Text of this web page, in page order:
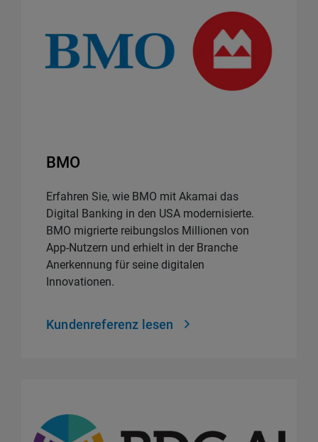
BMO
Erfahren Sie, wie BMO mit Akamai das
Digital Banking in den USA modernisierte.
BMO migrierte reibungslos Millionen von
App-Nutzern und erhielt in der Branche
Anerkennung für seine digitalen
Innovationen.
Kundenreferenz lesen